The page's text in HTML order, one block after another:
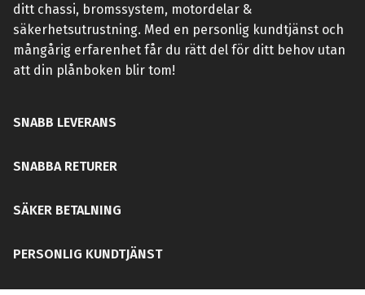
ditt chassi, bromssystem, motordelar &
säkerhetsutrustning. Med en personlig kundtjänst och
mångårig erfarenhet får du rätt del för ditt behov utan
att din plånboken blir tom!
SNABB LEVERANS
SNABBA RETURER
SÄKER BETALNING
PERSONLIG KUNDTJÄNST